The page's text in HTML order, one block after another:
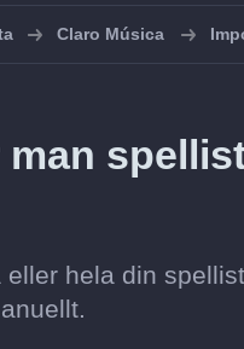
Claro Música
hela din